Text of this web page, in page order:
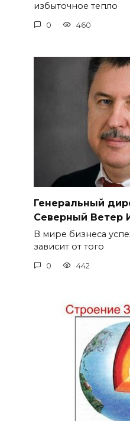
избыточное тепло
0 460
Генеральный
Северный Ветер
В мире бизнеса
зависит от того
0 442